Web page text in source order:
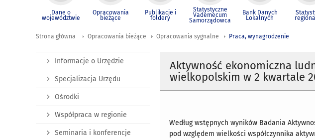
Dane o
województwie
Opracowania
bieżące
Publikacje i
foldery
Statystyczne
Vademecum
Samorządowca
Bank Danych
Lokalnych
Strona główna Opracowania bieżące Opracowania sygnalne Praca, wynagrodzenie
Aktywność ekonomiczna
wielkopolskim w 2 kwartale
Według wstępnych wyników Badania
pod względem wielkości współczynnika
Informacje o Urzędzie
Specjalizacja Urzędu
Ośrodki
Współpraca w regionie
Seminaria i konferencje